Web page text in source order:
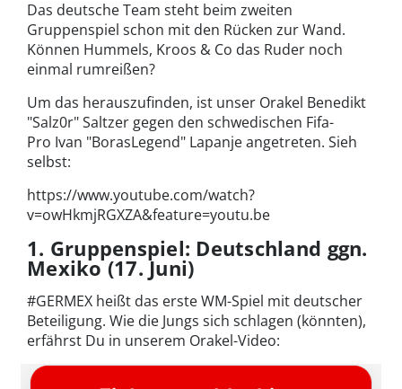
Das deutsche Team steht beim zweiten
Gruppenspiel schon mit den Rücken zur Wand.
Können Hummels, Kroos & Co das Ruder noch
einmal rumreißen?
Um das herauszufinden, ist unser Orakel Benedikt
"Salz0r" Saltzer gegen den schwedischen Fifa-
Pro Ivan "BorasLegend" Lapanje angetreten. Sieh
selbst:
https://www.youtube.com/watch?
v=owHkmjRGXZA&feature=youtu.be
1. Gruppenspiel: Deutschland ggn.
Mexiko (17. Juni)
#GERMEX heißt das erste WM-Spiel mit deutscher
Beteiligung. Wie die Jungs sich schlagen (könnten),
erfährst Du in unserem Orakel-Video: